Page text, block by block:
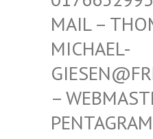
THOMAS-
L-GIESEN